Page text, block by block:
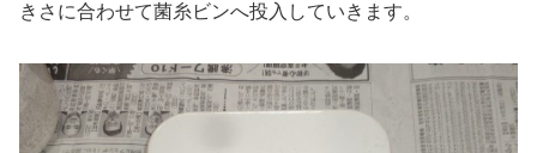
きさに合わせて菌糸ビンへ投入していきます。